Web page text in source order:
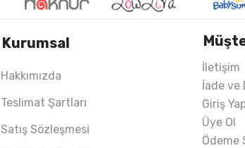
Kurumsal
Hakkımızda
Teslimat Şartları
Satış Sözleşmesi
İletişim
İade ve
Giriş
Üye Ol
Ödeme